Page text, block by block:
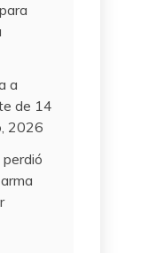
a
de 14
2026